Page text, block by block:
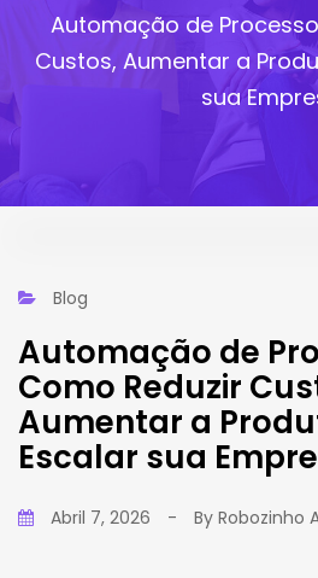
Automação de
Custos, Aumentar a
sua
Blog
Automação de
Como Reduzir
Aumentar a
Escalar sua
Abril 7, 2026 - By Robozinho